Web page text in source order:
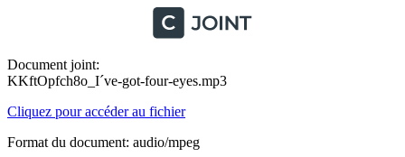
Document joint:
KKftOpfch8o_I´ve-got-four-eyes.mp3
Cliquez pour accéder au fichier
Format du document: audio/mpeg